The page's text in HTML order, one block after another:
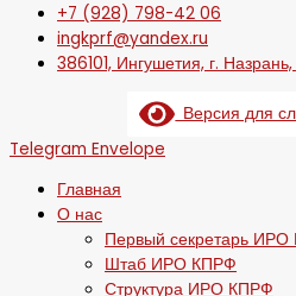
+7 (928) 798-42 06
ingkprf@yandex.ru
386101, Ингушетия, г.
Версия для
Telegram Envelope
Главная
О нас
Первый секретарь
Штаб ИРО КПРФ
Структура ИРО КПРФ